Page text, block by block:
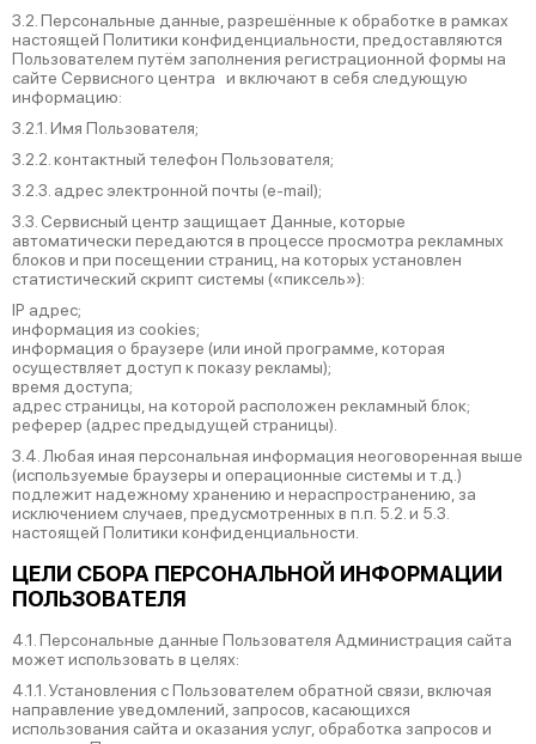
3.2. Персональные данные, разрешённые к обработке в рамках
настоящей Политики конфиденциальности, предоставляются
Пользователем путём заполнения регистрационной формы на
cайте Сервисного центра и включают в себя следующую
информацию:
3.2.1. Имя Пользователя;
3.2.2. контактный телефон Пользователя;
3.2.3. адрес электронной почты (e-mail);
3.3. Сервисный центр защищает Данные, которые
автоматически передаются в процессе просмотра рекламных
блоков и при посещении страниц, на которых установлен
статистический скрипт системы («пиксель»):
IP адрес;
информация из cookies;
информация о браузере (или иной программе, которая
осуществляет доступ к показу рекламы);
время доступа;
адрес страницы, на которой расположен рекламный блок;
реферер (адрес предыдущей страницы).
3.4. Любая иная персональная информация неоговоренная выше
(используемые браузеры и операционные системы и т.д.)
подлежит надежному хранению и нераспространению, за
исключением случаев, предусмотренных в п.п. 5.2. и 5.3.
настоящей Политики конфиденциальности.
ЦЕЛИ СБОРА ПЕРСОНАЛЬНОЙ ИНФОРМАЦИИ
ПОЛЬЗОВАТЕЛЯ
4.1. Персональные данные Пользователя Администрация сайта
может использовать в целях:
4.1.1. Установления с Пользователем обратной связи, включая
направление уведомлений, запросов, касающихся
использования сайта и оказания услуг, обработка запросов и